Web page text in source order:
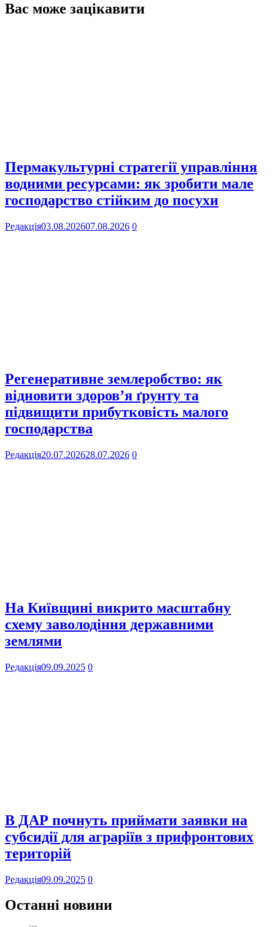
Вас може зацікавити
Пермакультурні стратегії управління
водними ресурсами: як зробити мале
господарство стійким до посухи
Редакція03.08.202607.08.2026 0
Регенеративне землеробство: як
відновити здоров’я ґрунту та
підвищити прибутковість малого
господарства
Редакція20.07.202628.07.2026 0
На Київщині викрито масштабну
схему заволодіння державними
землями
Редакція09.09.2025 0
В ДАР почнуть приймати заявки на
субсидії для аграріїв з прифронтових
територій
Редакція09.09.2025 0
Останні новини